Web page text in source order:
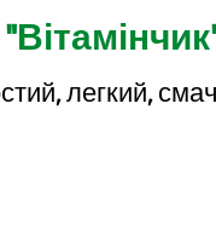
легкий,